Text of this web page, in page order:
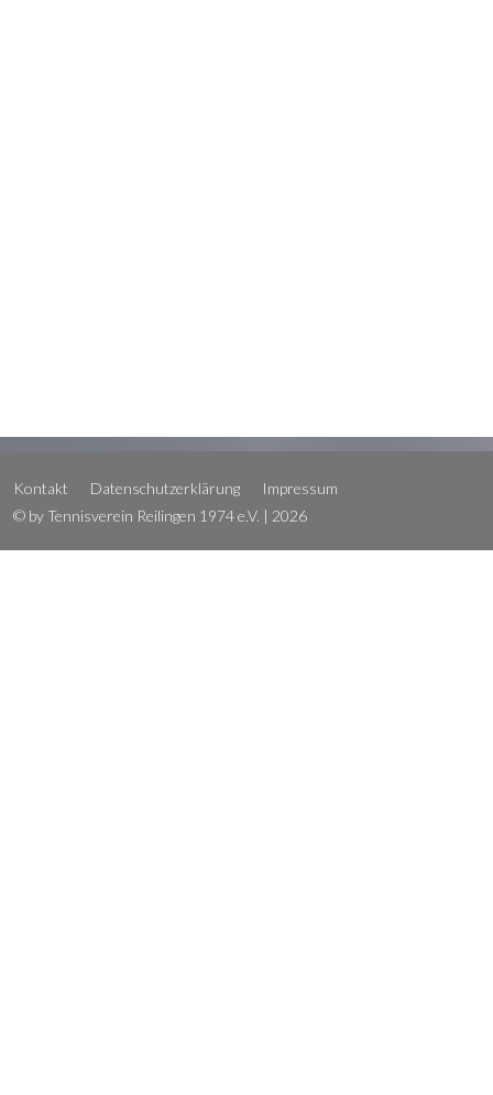
Kontakt Datenschutzerklärung
Impressum
© by Tennisverein Reilingen 1974 e.V. | 2026